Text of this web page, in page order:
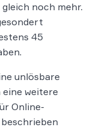
noch mehr.
45
unlösbare
weitere
Online-